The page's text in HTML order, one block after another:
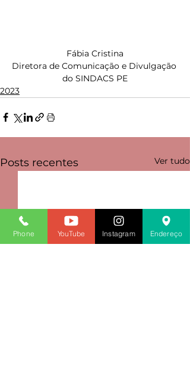
Fábia Cristina
Diretora de Comunicação e Divulgação
do SINDACS PE
2023
Posts recentes Ver tudo
Phone YouTube Instagram Endereço